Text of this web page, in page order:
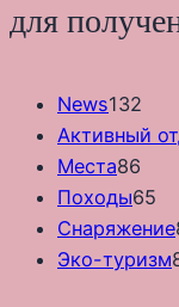
для
News132
Активный
Места86
Походы65
Снаряжение
Эко-туризм